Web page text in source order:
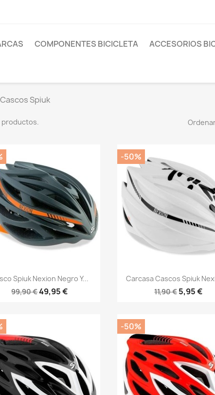
COMPONENTES BICICLETA ACCESORIOS
Cascos Spiuk
productos.
Vista rápida
Spiuk Nexion Negro Y...
99,90 €49,95 €
Vista rápida
Carcasa Cascos Spiuk
11,90 € 5,95 €
-50%
-50%